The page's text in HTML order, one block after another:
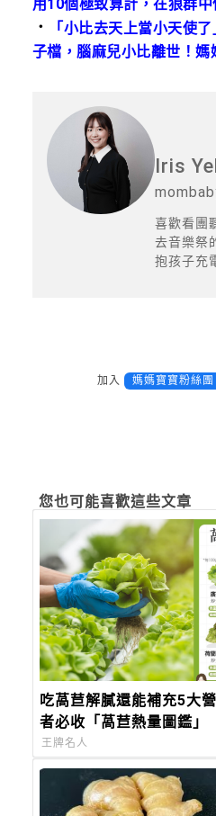
用10個極致算計，在狼群中
．
「小比去天上當小天使
子檔，腦麻兒小比離世！媽
Iris
喜歡看團
去音樂祭
抱孩子充
加入 媽媽寶寶粉絲團
您也可能喜歡這些文章
吃萵苣解膩還能補充5大
者必收「萵苣熱量圖鑑」
王牌名人